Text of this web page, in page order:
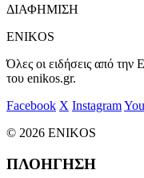
ΔΙΑΦΗΜΙΣΗ
ENIKOS
Όλες οι ειδήσεις από την
του enikos.gr.
Facebook X Instagram
© 2026 ENIKOS
ΠΛΟΗΓΗΣΗ